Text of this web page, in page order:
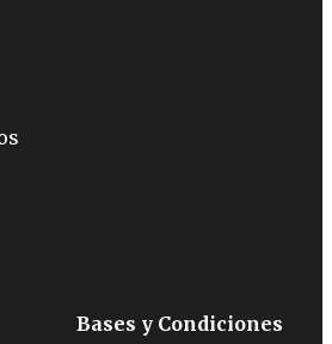
Bases y Condiciones